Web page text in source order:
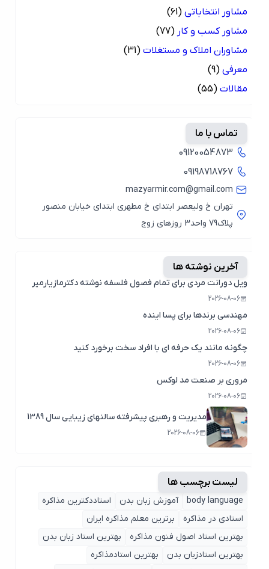
مشاور انتخاباتی (61)
مشاور کسب و کار (77)
مشاوران املاک و مستغلات (31)
معرفی (9)
مقالات (55)
تماس با ما
09120054873
09198718767
mazyarmir.com@gmail.com
تهران خ ولیعصر ابتدای خ مطهری ابتدای خیابان منصور
پلاک79 واحد3 روزهای زوج
آخرین نوشته ها
ویل دورانت مردی برای تمام فصول فلسفه نوشته دکترمازیارمیر
2026-08-06
مهندسی برندها برای پسا اینده
2026-08-06
چگونه مانند یک حرفه ای با افراد سخت برخورد کنید
2026-08-06
مروری بر صنعت مد لوکس
2026-08-06
مدیریت و رهبری پیشرفته سالنهای زیبایی سال 1389
2026-08-06
لیست برچسب ها
body language آموزش زبان بدن
استاددکترین مذاکره
استادی در مذاکره
برترین معلم مذاکره ایران
بهترین استاد اصول ‌فنون مذاکره
بهترین استاد زبان بدن
بهترین استادزبان بدن
بهترین استادمذاکره